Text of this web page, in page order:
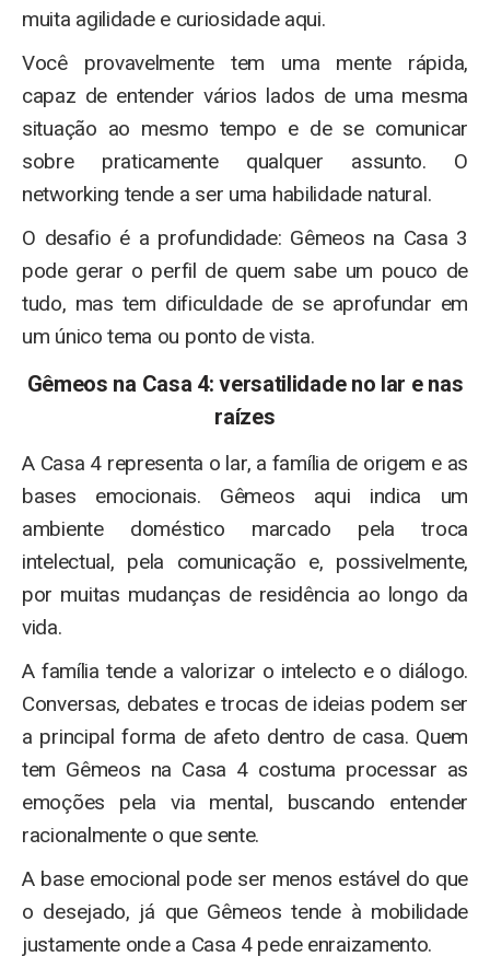
muita agilidade e curiosidade aqui.
Você provavelmente tem uma mente rápida,
capaz de entender vários lados de uma mesma
situação ao mesmo tempo e de se comunicar
sobre praticamente qualquer assunto. O
networking tende a ser uma habilidade natural.
O desafio é a profundidade: Gêmeos na Casa 3
pode gerar o perfil de quem sabe um pouco de
tudo, mas tem dificuldade de se aprofundar em
um único tema ou ponto de vista.
Gêmeos na Casa 4: versatilidade no lar e nas
raízes
A Casa 4 representa o lar, a família de origem e as
bases emocionais. Gêmeos aqui indica um
ambiente doméstico marcado pela troca
intelectual, pela comunicação e, possivelmente,
por muitas mudanças de residência ao longo da
vida.
A família tende a valorizar o intelecto e o diálogo.
Conversas, debates e trocas de ideias podem ser
a principal forma de afeto dentro de casa. Quem
tem Gêmeos na Casa 4 costuma processar as
emoções pela via mental, buscando entender
racionalmente o que sente.
A base emocional pode ser menos estável do que
o desejado, já que Gêmeos tende à mobilidade
justamente onde a Casa 4 pede enraizamento.